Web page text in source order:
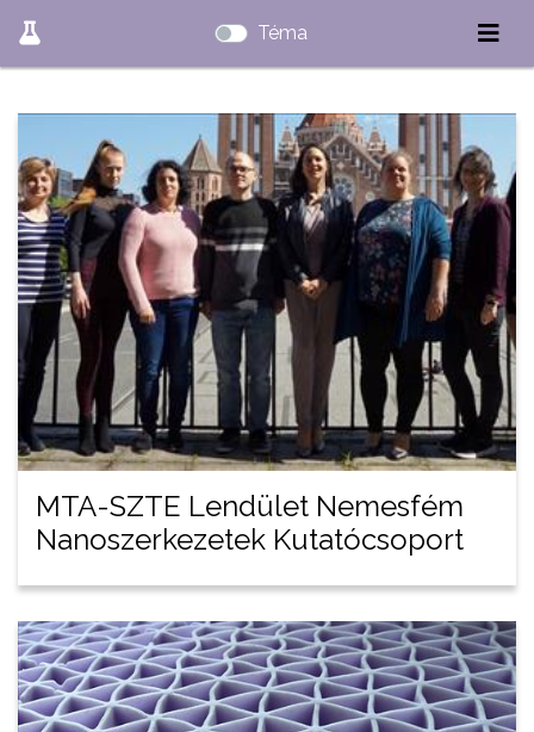
Téma
MTA-SZTE Lendület Nemesfém
Nanoszerkezetek Kutatócsoport